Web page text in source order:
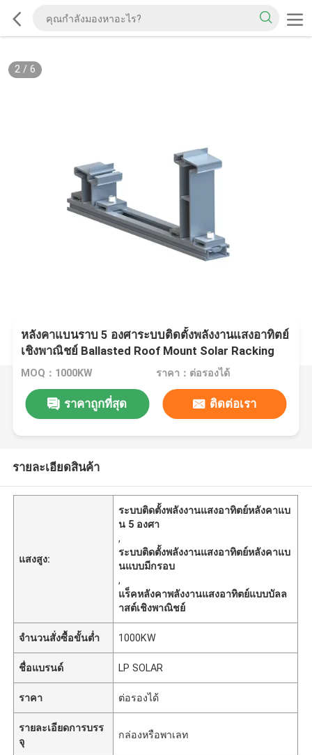
2/ 6
หลังคาแบนราบ 5 องศาระบบติดตั้งพลังงานแสงอาทิตย์
เชิงพาณิชย์ Ballasted Roof Mount Solar Racking
MOQ：1000KW ราคา：ต่อรองได้
ราคาถูกที่สุด ติดต่อเรา
รายละเอียดสินค้า
แสงสูง:
ระบบติดตั้งพลังงานแสงอาทิตย์หลังคาแบ
น 5 องศา
,
ระบบติดตั้งพลังงานแสงอาทิตย์หลังคาแบ
นแบบมีกรอบ
,
แร็คหลังคาพลังงานแสงอาทิตย์แบบบัลล
าสต์เชิงพาณิชย์
จำนวนสั่งซื้อขั้นต่ำ 1000KW
ชื่อแบรนด์ LP SOLAR
ราคา ต่อรองได้
รายละเอียดการบรร
จุ
กล่องหรือพาเลท